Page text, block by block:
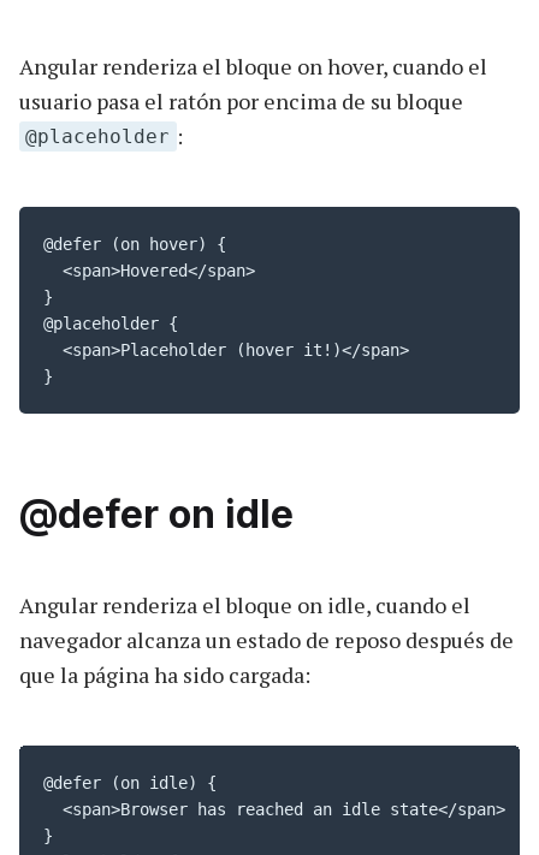
Angular renderiza el bloque on hover, cuando el
usuario pasa el ratón por encima de su bloque
@placeholder :
@defer (on hover) {
  <span>Hovered</span>
}
@placeholder {
  <span>Placeholder (hover it!)</span>
}
@defer on idle
Angular renderiza el bloque on idle, cuando el
navegador alcanza un estado de reposo después de
que la página ha sido cargada:
@defer (on idle) {
  <span>Browser has reached an idle state</span>
}